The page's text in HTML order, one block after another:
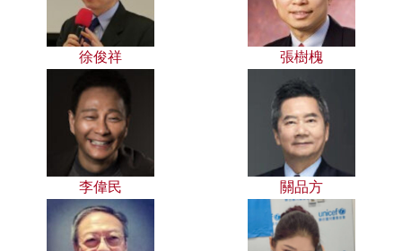
徐俊祥 張樹槐
李偉民 關品方